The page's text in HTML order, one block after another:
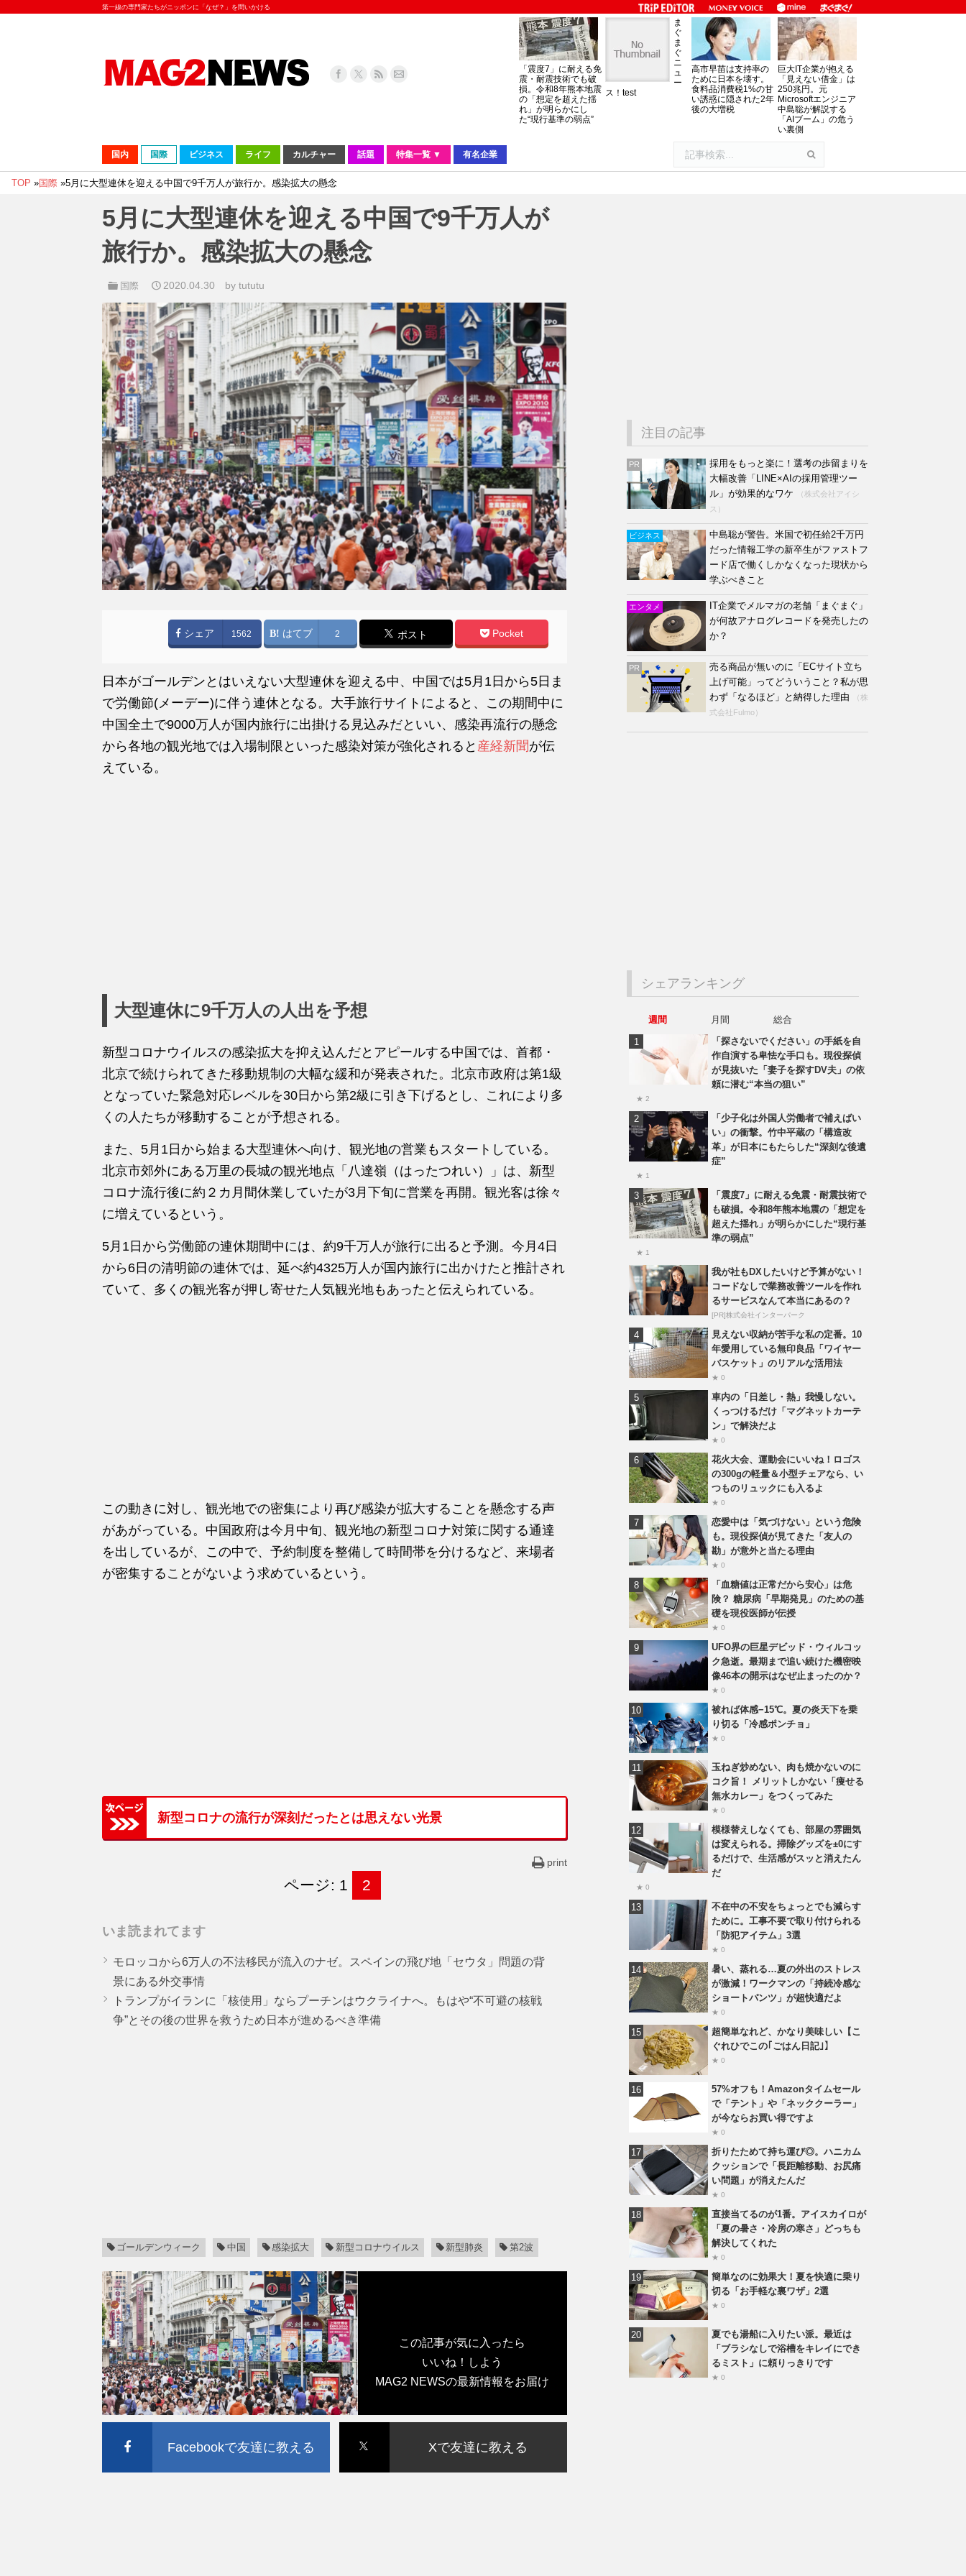
第一線の専門家たちがニッポンに「なぜ？」を問いかける
「震度7」に耐える免
震・耐震技術でも破
損。令和8年熊本地震
の「想定を超えた揺
れ」が明らかにし
た“現行基準の弱点”
ま
ぐ
ま
ぐ
ニ
ュ
ー
ス！test
高市早苗は支持率の
ために日本を壊す。
食料品消費税1%の甘
い誘惑に隠された2年
後の大増税
巨大IT企業が抱える
「見えない借金」は
250兆円。元
Microsoftエンジニア
中島聡が解説する
「AIブーム」の危う
い裏側
国内 国際 ビジネス ライフ カルチャー 話題 特集一覧 ▼ 有名企業
TOP »国際 »5月に大型連休を迎える中国で9千万人が旅行か。感染拡大の懸念
5月に大型連休を迎える中国で9千万人が
旅行か。感染拡大の懸念
国際 2020.04.30 by tututu
シェア 1562 はてブ 2 ポスト Pocket
日本がゴールデンとはいえない大型連休を迎える中、中国では5月1日から5日ま
で労働節(メーデー)に伴う連休となる。大手旅行サイトによると、この期間中に
中国全土で9000万人が国内旅行に出掛ける見込みだといい、感染再流行の懸念
から各地の観光地では入場制限といった感染対策が強化されると 産経新聞が伝
えている。
大型連休に9千万人の人出を予想
新型コロナウイルスの感染拡大を抑え込んだとアピールする中国では、首都・
北京で続けられてきた移動規制の大幅な緩和が発表された。北京市政府は第1級
となっていた緊急対応レベルを30日から第2級に引き下げるとし、これにより多
くの人たちが移動することが予想される。
また、5月1日から始まる大型連休へ向け、観光地の営業もスタートしている。
北京市郊外にある万里の長城の観光地点「八達嶺（はったつれい）」は、新型
コロナ流行後に約２カ月間休業していたが3月下旬に営業を再開。観光客は徐々
に増えているという。
5月1日から労働節の連休期間中には、約9千万人が旅行に出ると予測。今月4日
から6日の清明節の連休では、延べ約4325万人が国内旅行に出かけたと推計され
ていて、多くの観光客が押し寄せた人気観光地もあったと伝えられている。
この動きに対し、観光地での密集により再び感染が拡大することを懸念する声
があがっている。中国政府は今月中旬、観光地の新型コロナ対策に関する通達
を出しているが、この中で、予約制度を整備して時間帯を分けるなど、来場者
が密集することがないよう求めているという。
新型コロナの流行が深刻だったとは思えない光景
print
ページ: 1 2
いま読まれてます
モロッコから6万人の不法移民が流入のナゼ。スペインの飛び地「セウタ」問題の背
景にある外交事情
トランプがイランに「核使用」ならプーチンはウクライナへ。もはや“不可避の核戦
争”とその後の世界を救うため日本が進めるべき準備
ゴールデンウィーク 中国 感染拡大 新型コロナウイルス 新型肺炎 第2波
この記事が気に入ったら
いいね！しよう
MAG2 NEWSの最新情報をお届け
Facebookで友達に教える Xで友達に教える
注目の記事
PR
採用をもっと楽に！選考の歩留まりを
大幅改善「LINE×AIの採用管理ツー
ル」が効果的なワケ
（株式会社アイシ
ス）
ビジネス
中島聡が警告。米国で初任給2千万円
だった情報工学の新卒生がファストフ
ード店で働くしかなくなった現状から
学ぶべきこと
エンタメ
IT企業でメルマガの老舗「まぐまぐ」
が何故アナログレコードを発売したの
か？
PR
売る商品が無いのに「ECサイト立ち
上げ可能」ってどういうこと？私が思
わず「なるほど」と納得した理由
（株
式会社Fulmo）
シェアランキング
週間 月間
総合
「探さないでください」の手紙を自
作自演する卑怯な手口も。現役探偵
が見抜いた「妻子を探すDV夫」の依
頼に潜む“本当の狙い”
★ 2
「少子化は外国人労働者で補えばい
い」の衝撃。竹中平蔵の「構造改
革」が日本にもたらした“深刻な後遺
症”
★ 1
「震度7」に耐える免震・耐震技術で
も破損。令和8年熊本地震の「想定を
超えた揺れ」が明らかにした“現行基
準の弱点”
★ 1
我が社もDXしたいけど予算がない！
コードなしで業務改善ツールを作れ
るサービスなんて本当にあるの？
[PR]株式会社インターパーク
見えない収納が苦手な私の定番。10
年愛用している無印良品「ワイヤー
バスケット」のリアルな活用法
★ 0
車内の「日差し・熱」我慢しない。
くっつけるだけ「マグネットカーテ
ン」で解決だよ
★ 0
花火大会、運動会にいいね！ロゴス
の300gの軽量＆小型チェアなら、い
つものリュックにも入るよ
★ 0
恋愛中は「気づけない」という危険
も。現役探偵が見てきた「友人の
勘」が意外と当たる理由
★ 0
「血糖値は正常だから安心」は危
険？ 糖尿病「早期発見」のための基
礎を現役医師が伝授
★ 0
UFO界の巨星デビッド・ウィルコッ
ク急逝。最期まで追い続けた機密映
像46本の開示はなぜ止まったのか？
★ 0
被れば体感−15℃。夏の炎天下を乗
り切る「冷感ポンチョ」
★ 0
玉ねぎ炒めない、肉も焼かないのに
コク旨！ メリットしかない「痩せる
無水カレー」をつくってみた
★ 0
模様替えしなくても、部屋の雰囲気
は変えられる。掃除グッズを±0にす
るだけで、生活感がスッと消えたん
だ
★ 0
不在中の不安をちょっとでも減らす
ために。工事不要で取り付けられる
「防犯アイテム」3選
★ 0
暑い、蒸れる…夏の外出のストレス
が激減！ワークマンの「持続冷感な
ショートパンツ」が超快適だよ
★ 0
超簡単なれど、かなり美味しい【こ
ぐれひでこの｢ごはん日記｣】
★ 0
57%オフも！Amazonタイムセール
で「テント」や「ネッククーラー」
が今ならお買い得ですよ
★ 0
折りたためて持ち運び◎。ハニカム
クッションで「長距離移動、お尻痛
い問題」が消えたんだ
★ 0
直接当てるのが1番。アイスカイロが
「夏の暑さ・冷房の寒さ」どっちも
解決してくれた
★ 0
簡単なのに効果大！夏を快適に乗り
切る「お手軽な裏ワザ」2選
★ 0
夏でも湯船に入りたい派。最近は
「ブラシなしで浴槽をキレイにでき
るミスト」に頼りっきりです
★ 0